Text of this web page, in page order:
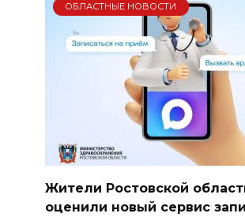
ОБЛАСТНЫЕ НОВОСТИ
Жители Ростовской
оценили новый сервис